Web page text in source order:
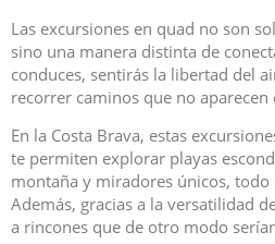
Las excursiones en quad no son
sino una manera distinta de
conduces, sentirás la libertad del
recorrer caminos que no aparecen
En la Costa Brava, estas
te permiten explorar playas
montaña y miradores únicos,
Además, gracias a la versatilidad
a rincones que de otro modo